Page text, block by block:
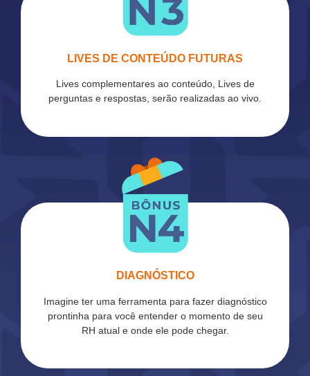
LIVES DE CONTEÚDO FUTURAS
Lives complementares ao conteúdo, Lives de
perguntas e respostas, serão realizadas ao vivo.
DIAGNÓSTICO
Imagine ter uma ferramenta para fazer diagnóstico
prontinha para você entender o momento de seu
RH atual e onde ele pode chegar.